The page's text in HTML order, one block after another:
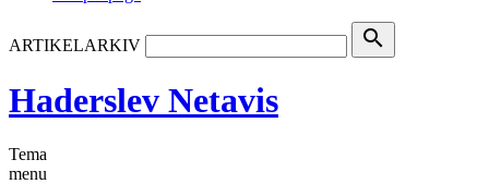
ARTIKELARKIV search
Haderslev Netavis
Tema
menu